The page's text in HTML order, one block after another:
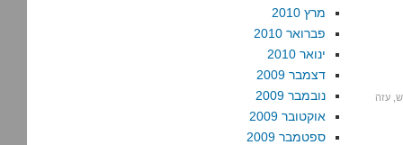
עזה
מרץ 2010
פברואר 2010
ינואר 2010
דצמבר 2009
נובמבר 2009
אוקטובר 2009
ספטמבר 2009